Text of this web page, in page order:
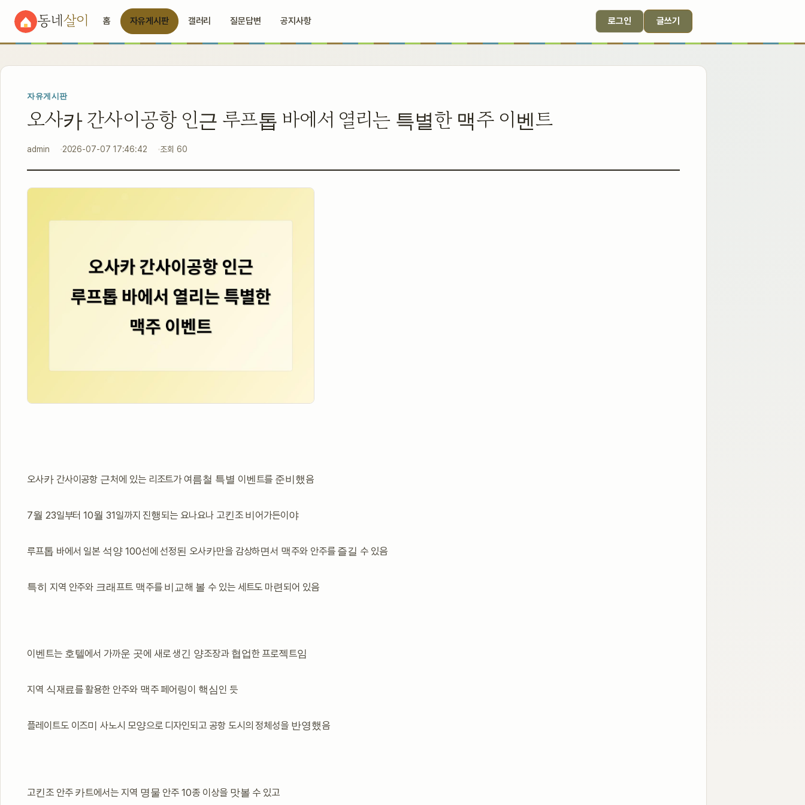
동네살이 홈 자유게시판 갤러리 질문답변 공지사항 로그인 글쓰기
자유게시판
오사카 간사이공항 인근 루프톱 바에서 열리는 특별한 맥주 이벤트
admin 2026-07-07 17:46:42 조회 60
오사카 간사이공항 근처에 있는 리조트가 여름철 특별 이벤트를 준비했음
7월 23일부터 10월 31일까지 진행되는 요나요나 고킨조 비어가든이야
루프톱 바에서 일본 석양 100선에 선정된 오사카만을 감상하면서 맥주와 안주를 즐길 수 있음
특히 지역 안주와 크래프트 맥주를 비교해 볼 수 있는 세트도 마련되어 있음
이벤트는 호텔에서 가까운 곳에 새로 생긴 양조장과 협업한 프로젝트임
지역 식재료를 활용한 안주와 맥주 페어링이 핵심인 듯
플레이트도 이즈미 사노시 모양으로 디자인되고 공항 도시의 정체성을 반영했음
고킨조 안주 카트에서는 지역 명물 안주 10종 이상을 맛볼 수 있고